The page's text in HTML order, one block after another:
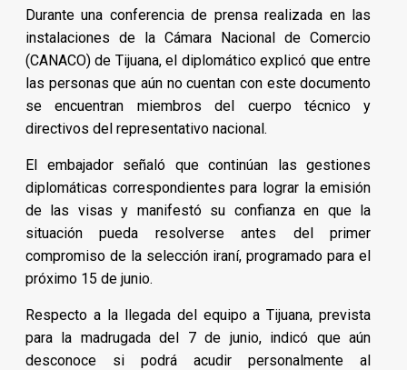
Durante una conferencia de prensa realizada en las
instalaciones de la Cámara Nacional de Comercio
(CANACO) de Tijuana, el diplomático explicó que entre
las personas que aún no cuentan con este documento
se encuentran miembros del cuerpo técnico y
directivos del representativo nacional.
El embajador señaló que continúan las gestiones
diplomáticas correspondientes para lograr la emisión
de las visas y manifestó su confianza en que la
situación pueda resolverse antes del primer
compromiso de la selección iraní, programado para el
próximo 15 de junio.
Respecto a la llegada del equipo a Tijuana, prevista
para la madrugada del 7 de junio, indicó que aún
desconoce si podrá acudir personalmente al